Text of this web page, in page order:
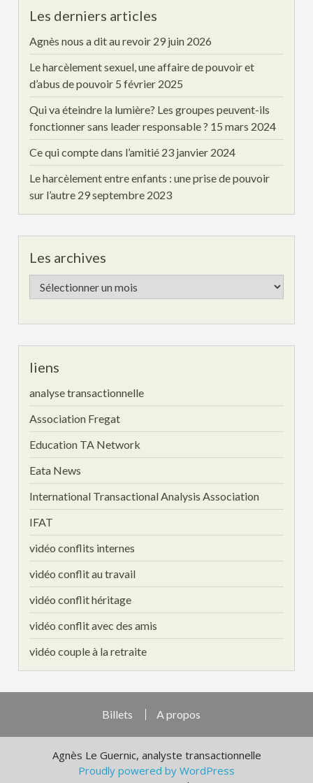
Les derniers articles
Agnès nous a dit au revoir 29 juin 2026
Le harcèlement sexuel, une affaire de pouvoir et
d’abus de pouvoir 5 février 2025
Qui va éteindre la lumière? Les groupes peuvent-ils
fonctionner sans leader responsable ? 15 mars 2024
Ce qui compte dans l’amitié 23 janvier 2024
Le harcèlement entre enfants : une prise de pouvoir
sur l’autre 29 septembre 2023
Les archives
Les
archives
liens
analyse transactionnelle
Association Fregat
Education TA Network
Eata News
International Transactional Analysis Association
IFAT
vidéo conflits internes
vidéo conflit au travail
vidéo conflit héritage
vidéo conflit avec des amis
vidéo couple à la retraite
Billets A propos
Agnès Le Guernic, analyste transactionnelle
Proudly powered by WordPress